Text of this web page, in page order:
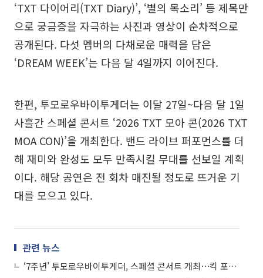
‘TXT 다이어리(TXT Diary)’, ‘별의 목소리’ 등 제목만
으로 궁금증을 자극하는 사진과 영상이 순차적으로
공개된다. 다섯 멤버의 다채로운 매력을 담은
‘DREAM WEEK’는 다음 달 4일까지 이어진다.
한편, 투모로우바이투게더는 이달 27일~다음 달 1일
사흘간 스페셜 콘서트 ‘2026 TXT 모아 콘(2026 TXT
MOA CON)’을 개최한다. 밴드 라이브 퍼포먼스를 더
해 재미와 완성도 모두 만족시킬 무대를 선보일 계획
이다. 해당 공연은 전 회차 매진될 정도로 뜨거운 기
대를 모으고 있다.
관련 뉴스
‘7주년’ 투모로우바이투게더, 스페셜 콘서트 개최⋯킥 포인트는 ‘밴드 라이브’